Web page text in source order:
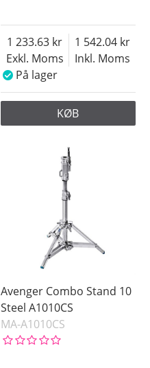
Exkl. Moms
1 233.63
Inkl. Moms
1 542.04
På lager
KØB
Avenger Combo Stand 10
Steel A1010CS
MA-A1010CS